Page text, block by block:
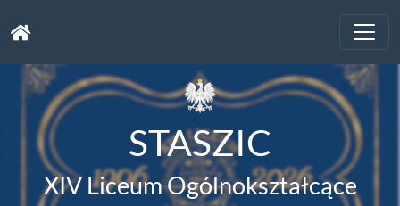
Toggle
STASZIC
XIV Liceum Ogólnokształcące